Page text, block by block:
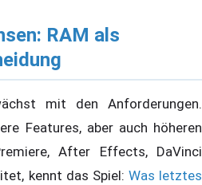
RAM als
mit den Anforderungen.
Features, aber auch höheren
After Effects, DaVinci
kennt das Spiel: Was letztes